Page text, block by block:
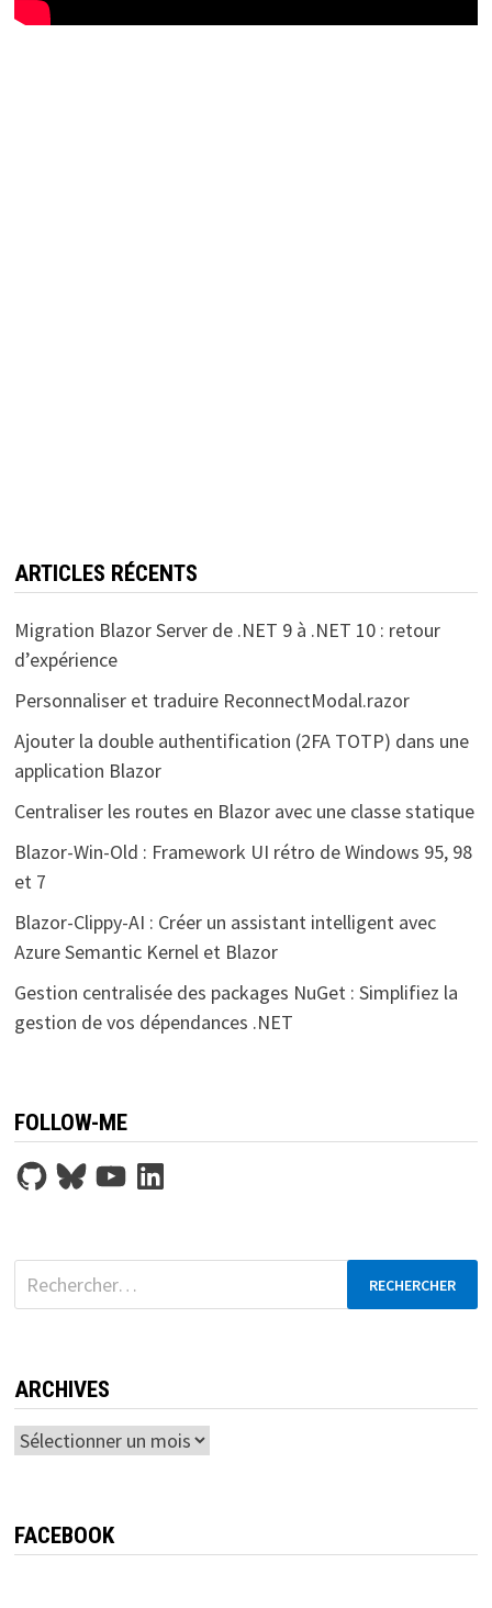
ARTICLES RÉCENTS
Migration Blazor Server de .NET 9 à .NET 10 : retour
d’expérience
Personnaliser et traduire ReconnectModal.razor
Ajouter la double authentification (2FA TOTP) dans une
application Blazor
Centraliser les routes en Blazor avec une classe statique
Blazor-Win-Old : Framework UI rétro de Windows 95, 98
et 7
Blazor-Clippy-AI : Créer un assistant intelligent avec
Azure Semantic Kernel et Blazor
Gestion centralisée des packages NuGet : Simplifiez la
gestion de vos dépendances .NET
FOLLOW-ME
GitHubBlueskyYouTubeLinkedIn
Rechercher :
ARCHIVES
Archives
FACEBOOK